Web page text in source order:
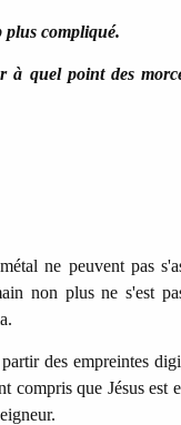
compliqué.
quel point des
ne peuvent pas
non plus ne s'est
des empreintes
compris que Jésus est